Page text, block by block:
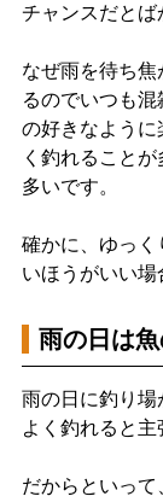
チャンスだとば
なぜ雨を待ち
るのでいつも
の好きなように
く釣れること
多いです。
確かに、ゆっく
いほうがいい場
雨の日は
雨の日に釣り
よく釣れると主
だからといっ